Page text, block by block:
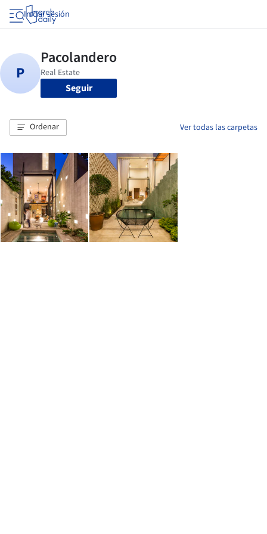
Iniciar sesión
Seguir
Ordenar Ver todas las carpetas